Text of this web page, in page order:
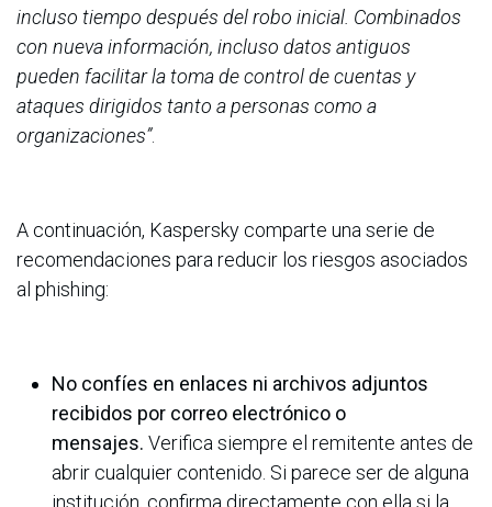
incluso tiempo después del robo inicial. Combinados
con nueva información, incluso datos antiguos
pueden facilitar la toma de control de cuentas y
ataques dirigidos tanto a personas como a
organizaciones”.
A continuación, Kaspersky comparte una serie de
recomendaciones para reducir los riesgos asociados
al phishing:
No confíes en enlaces ni archivos adjuntos
recibidos por correo electrónico o
mensajes. Verifica siempre el remitente antes de
abrir cualquier contenido. Si parece ser de alguna
institución, confirma directamente con ella si la